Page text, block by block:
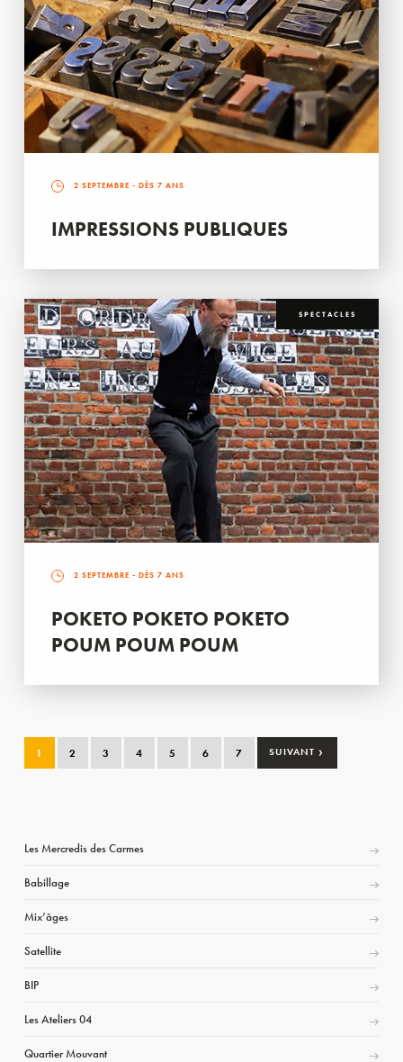
2 SEPTEMBRE - DÈS 7 ANS
IMPRESSIONS PUBLIQUES
SPECTACLES
2 SEPTEMBRE - DÈS 7 ANS
POKETO POKETO POKETO
POUM POUM POUM
1 2 3 4 5 6 7 SUIVANT ›
Les Mercredis des Carmes
Babillage
Mix’âges
Satellite
BIP
Les Ateliers 04
Quartier Mouvant